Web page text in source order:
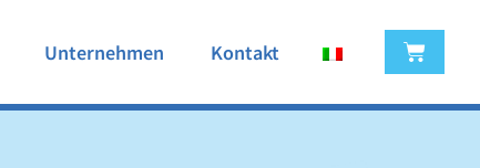
Unternehmen Kontakt